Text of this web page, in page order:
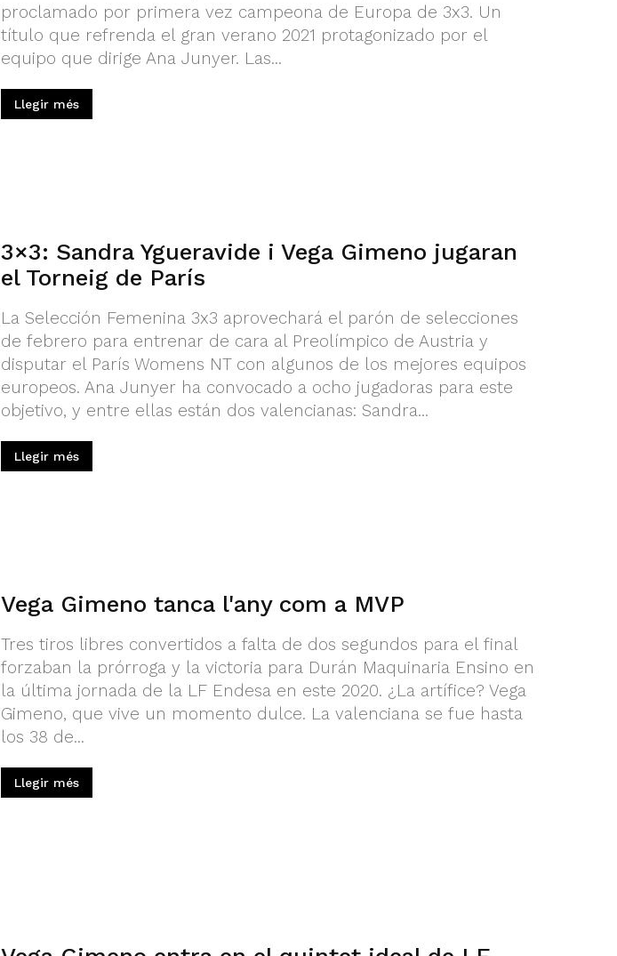
proclamado por primera vez campeona de Europa de 3x3. Un
título que refrenda el gran verano 2021 protagonizado por el
equipo que dirige Ana Junyer. Las...
Llegir més
3×3: Sandra Ygueravide i Vega Gimeno jugaran
el Torneig de París
La Selección Femenina 3x3 aprovechará el parón de selecciones
de febrero para entrenar de cara al Preolímpico de Austria y
disputar el París Womens NT con algunos de los mejores equipos
europeos. Ana Junyer ha convocado a ocho jugadoras para este
objetivo, y entre ellas están dos valencianas: Sandra...
Llegir més
Vega Gimeno tanca l'any com a MVP
Tres tiros libres convertidos a falta de dos segundos para el final
forzaban la prórroga y la victoria para Durán Maquinaria Ensino en
la última jornada de la LF Endesa en este 2020. ¿La artífice? Vega
Gimeno, que vive un momento dulce. La valenciana se fue hasta
los 38 de...
Llegir més